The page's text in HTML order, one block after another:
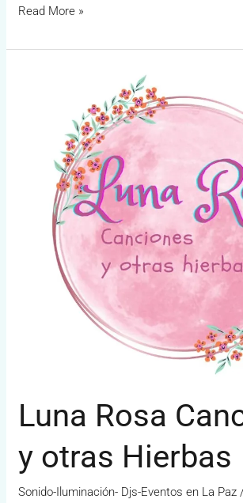
Read More »
Luna Rosa
y otras Hierbas
Sonido-Iluminación- Djs-Eventos en La Paz
Canciones
Hierbas